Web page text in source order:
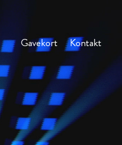
Gavekort Kontakt